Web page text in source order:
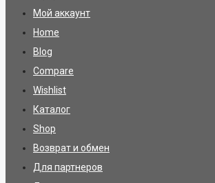
Мой аккаунт
Home
Blog
Compare
Wishlist
Каталог
Shop
Возврат и обмен
Для партнеров